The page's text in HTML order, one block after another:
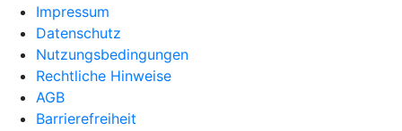
Impressum
Datenschutz
Nutzungsbedingungen
Rechtliche Hinweise
AGB
Barrierefreiheit